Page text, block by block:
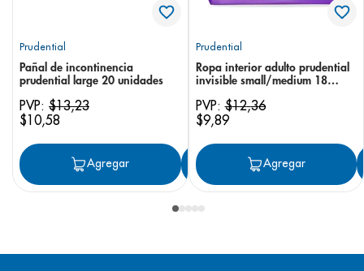
Prudential
Pañal de incontinencia
prudential large 20 unidades
PVP: $13,23
$10,58
Agregar Agregar
Prudential
Ropa interior adulto prudential
invisible small/medium 18
PVP:$12,36
$9,89
Agregar